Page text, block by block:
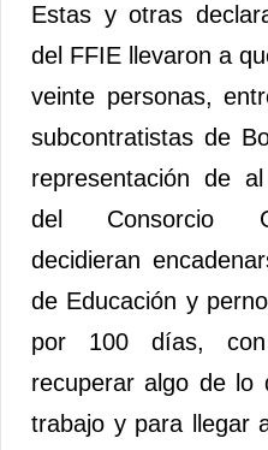
Estas y otras
del FFIE llevaron a
veinte personas,
subcontratistas de
representación de
del Consorcio
decidieran
de Educación y
por 100 días,
recuperar algo de lo
trabajo y para llegar